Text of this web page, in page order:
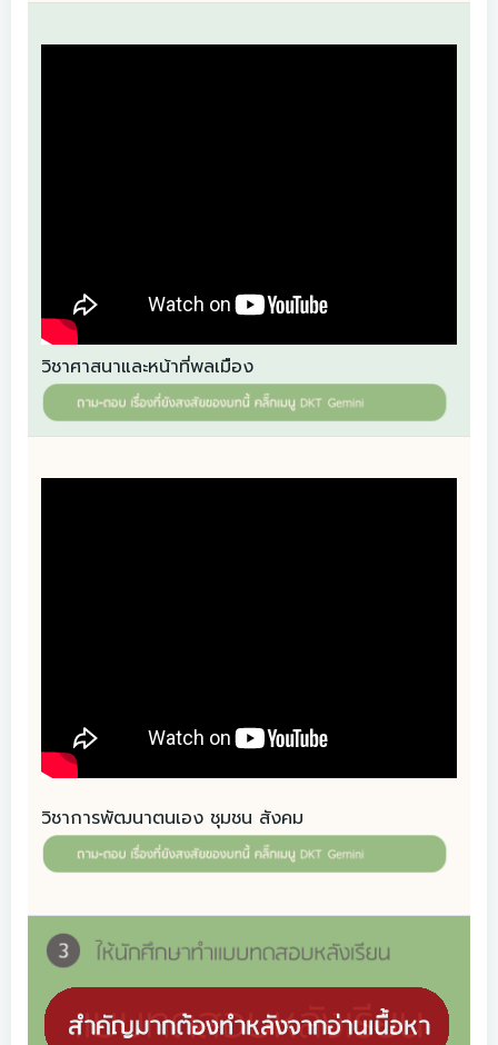
วิชาศาสนาและหน้าที่พลเมือง
วิชาการพัฒนาตนเอง ชุมชน สังคม